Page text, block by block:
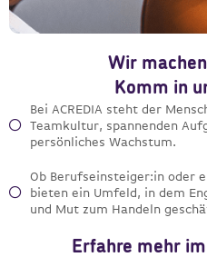
Wir
Komm in
Bei ACREDIA steht der
Teamkultur, spannenden
persönliches Wachstum.
Ob Berufseinsteiger:in oder
bieten ein Umfeld, in dem
und Mut zum Handeln
Erfahre mehr